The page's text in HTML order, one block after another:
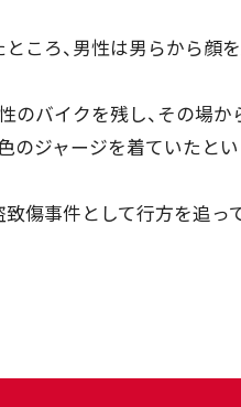
ころ、男性は男らから顔
のバイクを残し、その場か
のジャージを着ていたとい
傷事件として行方を追っ